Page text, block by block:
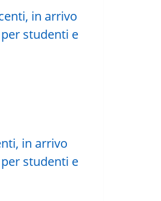
in arrivo
studenti e